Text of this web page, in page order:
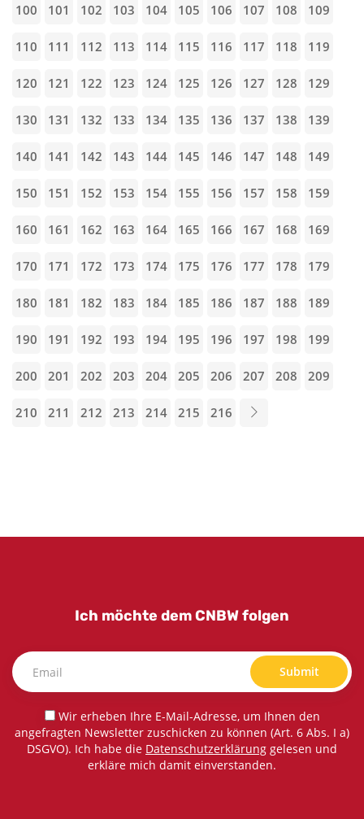
100 101 102 103 104 105 106 107 108 109
110 111 112 113 114 115 116 117 118 119
120 121 122 123 124 125 126 127 128 129
130 131 132 133 134 135 136 137 138 139
140 141 142 143 144 145 146 147 148 149
150 151 152 153 154 155 156 157 158 159
160 161 162 163 164 165 166 167 168 169
170 171 172 173 174 175 176 177 178 179
180 181 182 183 184 185 186 187 188 189
190 191 192 193 194 195 196 197 198 199
200 201 202 203 204 205 206 207 208 209
210 211 212 213 214 215 216
Ich möchte dem CNBW folgen
Submit
Wir erheben Ihre E-Mail-Adresse, um Ihnen den
angefragten Newsletter zuschicken zu können (Art. 6 Abs. I a)
DSGVO). Ich habe die Datenschutzerklärung gelesen und
erkläre mich damit einverstanden.